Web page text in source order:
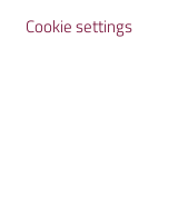
Cookie settings